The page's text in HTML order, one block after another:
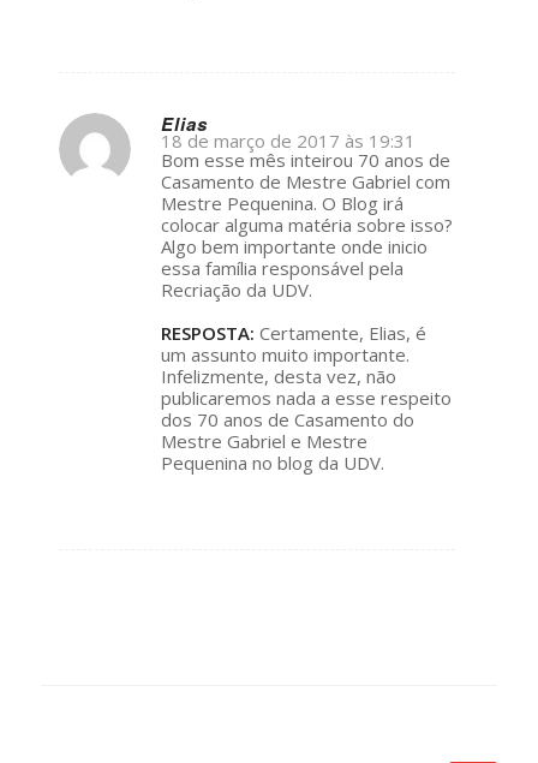
Elias
s
ays:
18 de março de 2017 às 19:31
Bom esse mês inteirou 70 anos de
Casamento de Mestre Gabriel com
Mestre Pequenina. O Blog irá
colocar alguma matéria sobre isso?
Algo bem importante onde inicio
essa família responsável pela
Recriação da UDV.
RESPOSTA: Certamente, Elias, é
um assunto muito importante.
Infelizmente, desta vez, não
publicaremos nada a esse respeito
dos 70 anos de Casamento do
Mestre Gabriel e Mestre
Pequenina no blog da UDV.